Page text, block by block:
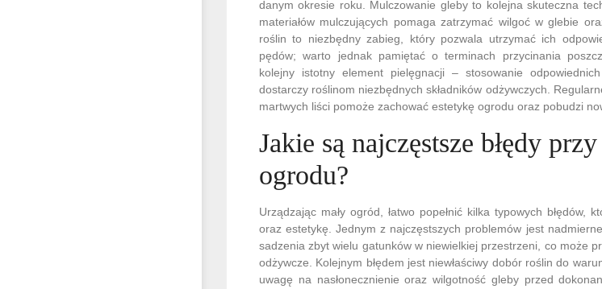
danym okresie roku. Mulczowanie gleby to kolejna skuteczna
materiałów mulczujących pomaga zatrzymać wilgoć w glebie
roślin to niezbędny zabieg, który pozwala utrzymać ich
pędów; warto jednak pamiętać o terminach przycinania
kolejny istotny element pielęgnacji – stosowanie
dostarczy roślinom niezbędnych składników odżywczych.
martwych liści pomoże zachować estetykę ogrodu oraz pobudzi
Jakie są najczęstsze błędy
ogrodu?
Urządzając mały ogród, łatwo popełnić kilka typowych błędów,
oraz estetykę. Jednym z najczęstszych problemów jest
sadzenia zbyt wielu gatunków w niewielkiej przestrzeni, co może
odżywcze. Kolejnym błędem jest niewłaściwy dobór roślin do
uwagę na nasłonecznienie oraz wilgotność gleby przed